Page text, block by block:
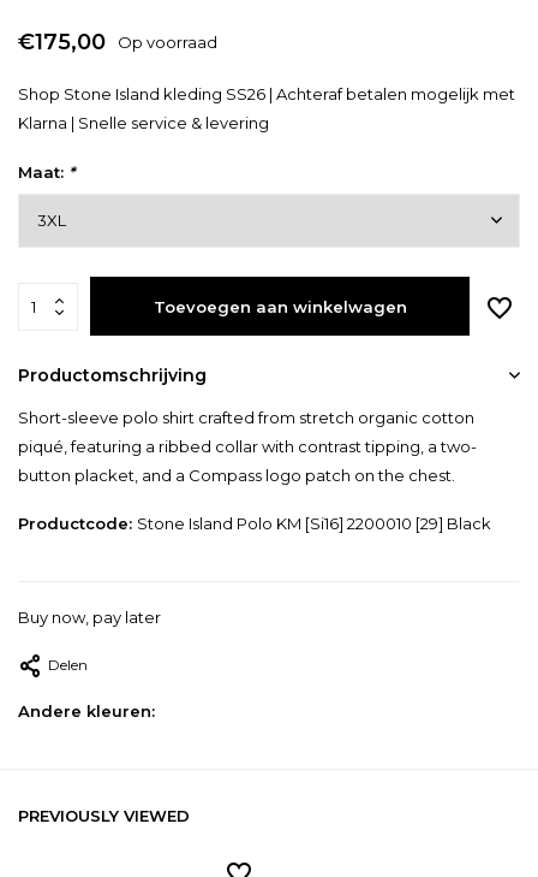
€175,00 Op voorraad
Shop Stone Island kleding SS26 | Achteraf betalen mogelijk met
Klarna | Snelle service & levering
Maat: *
Toevoegen aan winkelwagen
Productomschrijving
Short-sleeve polo shirt crafted from stretch organic cotton
piqué, featuring a ribbed collar with contrast tipping, a two-
button placket, and a Compass logo patch on the chest.
Productcode: Stone Island Polo KM [Si16] 2200010 [29] Black
Buy now, pay later
Delen
Andere kleuren:
PREVIOUSLY VIEWED